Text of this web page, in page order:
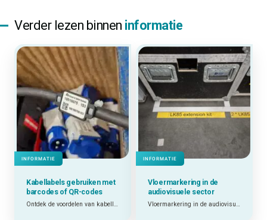
Verder lezen binnen informatie
INFORMATIE
Kabellabels gebruiken met
barcodes of QR-codes
Ontdek de voordelen van kabellabels met barcodes en QR-codes.
INFORMATIE
Vloermarkering in de
audiovisuele sector
Vloermarkering in de audiovisuele sector: getest in de praktijk